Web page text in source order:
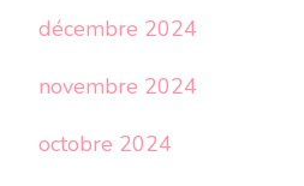
décembre 2024
novembre 2024
octobre 2024